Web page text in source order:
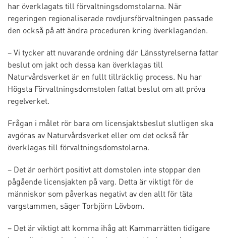
har överklagats till förvaltningsdomstolarna. När
regeringen regionaliserade rovdjursförvaltningen passade
den också på att ändra proceduren kring överklaganden.
– Vi tycker att nuvarande ordning där Länsstyrelserna fattar
beslut om jakt och dessa kan överklagas till
Naturvårdsverket är en fullt tillräcklig process. Nu har
Högsta Förvaltningsdomstolen fattat beslut om att pröva
regelverket.
Frågan i målet rör bara om licensjaktsbeslut slutligen ska
avgöras av Naturvårdsverket eller om det också får
överklagas till förvaltningsdomstolarna.
– Det är oerhört positivt att domstolen inte stoppar den
pågående licensjakten på varg. Detta är viktigt för de
människor som påverkas negativt av den allt för täta
vargstammen, säger Torbjörn Lövbom.
– Det är viktigt att komma ihåg att Kammarrätten tidigare